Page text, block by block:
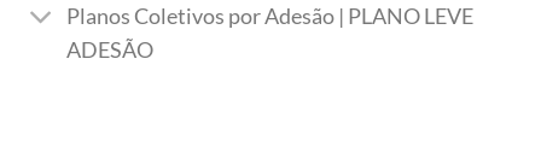
Planos Coletivos por Adesão | PLANO LEVE
ADESÃO